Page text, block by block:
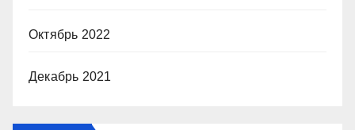
Октябрь 2022
Декабрь 2021